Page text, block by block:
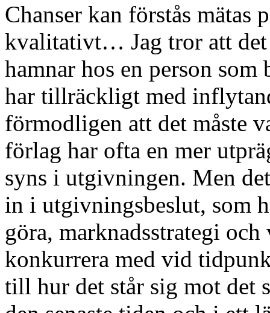
Chanser kan förstås mätas
kvalitativt… Jag tror att det
hamnar hos en person
har tillräckligt med
förmodligen att det måste
förlag har ofta en mer
syns i utgivningen. Men
in i utgivningsbeslut, som
göra, marknadsstrategi
konkurrera med vid
till hur det står sig mot det